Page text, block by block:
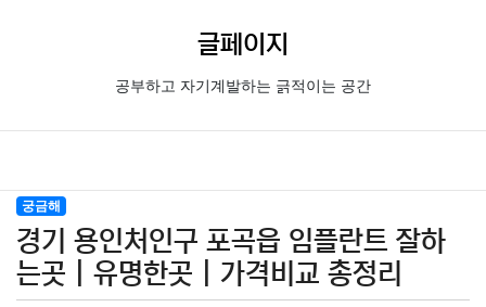
글페이지
공부하고 자기계발하는 긁적이는 공간
궁금해
경기 용인처인구 포곡읍 임플란트 잘하
는곳 | 유명한곳 | 가격비교 총정리